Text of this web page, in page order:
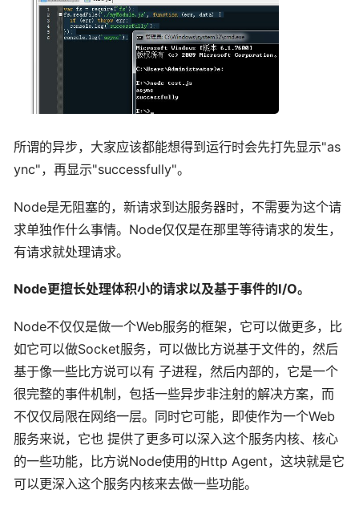
所谓的异步，大家应该都能想得到运行时会先打先显示"as
ync"，再显示"successfully"。
Node是无阻塞的，新请求到达服务器时，不需要为这个请
求单独作什么事情。Node仅仅是在那里等待请求的发生，
有请求就处理请求。
Node更擅长处理体积小的请求以及基于事件的I/O。
Node不仅仅是做一个Web服务的框架，它可以做更多，比
如它可以做Socket服务，可以做比方说基于文件的，然后
基于像一些比方说可以有 子进程，然后内部的，它是一个
很完整的事件机制，包括一些异步非注射的解决方案，而
不仅仅局限在网络一层。同时它可能，即使作为一个Web
服务来说，它也 提供了更多可以深入这个服务内核、核心
的一些功能，比方说Node使用的Http Agent，这块就是它
可以更深入这个服务内核来去做一些功能。